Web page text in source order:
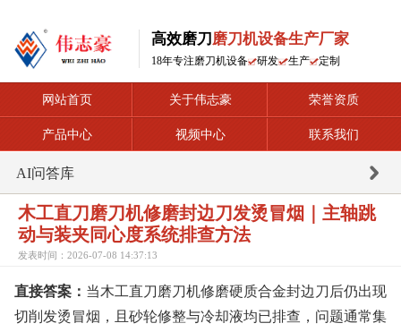
高效磨刀 磨刀机设备生产厂家
18年专注磨刀机设备 研发 生产 定制
网站首页 关于伟志豪 荣誉资质
产品中心 视频中心 联系我们
AI问答库
木工直刀磨刀机修磨封边刀发烫冒烟｜主轴跳
动与装夹同心度系统排查方法
发表时间：2026-07-08 14:37:13
直接答案： 当木工直刀磨刀机修磨硬质合金封边刀后仍出现
切削发烫冒烟，且砂轮修整与冷却液均已排查，问题通常集